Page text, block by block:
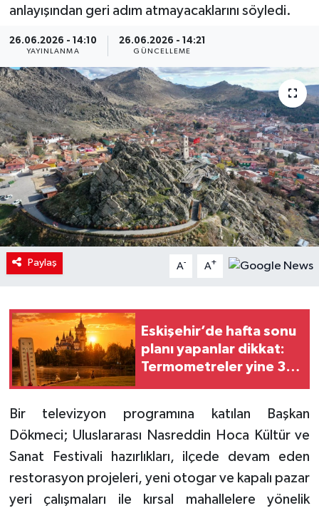
anlayışından geri adım atmayacaklarını söyledi.
26.06.2026 - 14:10
YAYINLANMA
26.06.2026 - 14:21
GÜNCELLEME
Paylaş A- A+
Eskişehir’de hafta sonu
planı yapanlar dikkat:
Termometreler yine 32
Bir televizyon programına katılan Başkan
Dökmeci; Uluslararası Nasreddin Hoca Kültür ve
Sanat Festivali hazırlıkları, ilçede devam eden
restorasyon projeleri, yeni otogar ve kapalı pazar
yeri çalışmaları ile kırsal mahallelere yönelik